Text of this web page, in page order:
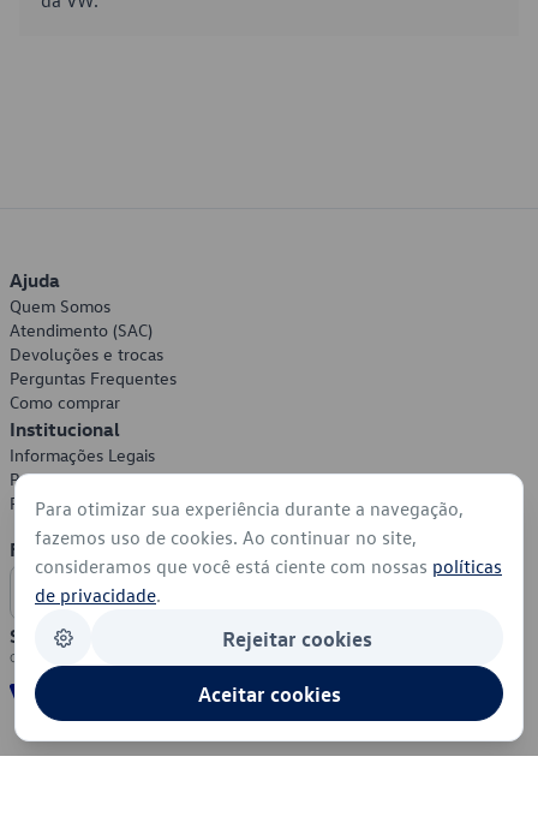
Ajuda
Quem Somos
Atendimento (SAC)
Devoluções e trocas
Perguntas Frequentes
Como comprar
Institucional
Informações Legais
Política de Privacidade
Política de Cookies
Formas de Pagamento
Segurança
Para otimizar sua experiência durante a navegação,
fazemos uso de cookies. Ao continuar no site,
consideramos que você está ciente com nossas políticas
de privacidade.
Rejeitar cookies
Aceitar cookies